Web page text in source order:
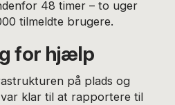
48 timer – to uger
tilmeldte brugere.
for hjælp
på plads og
klar til at rapportere til